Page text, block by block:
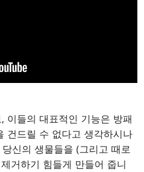
이들의 대표적인 기능은 방패
건드릴 수 없다고 생각하시나
신의 생물들을 (그리고 때로
거하기 힘들게 만들어 줍니